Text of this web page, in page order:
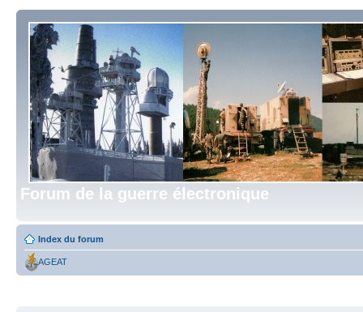
Forum de la guerre électronique
Index du forum
AGEAT